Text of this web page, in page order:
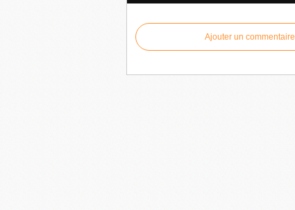
Ajouter un commentaire